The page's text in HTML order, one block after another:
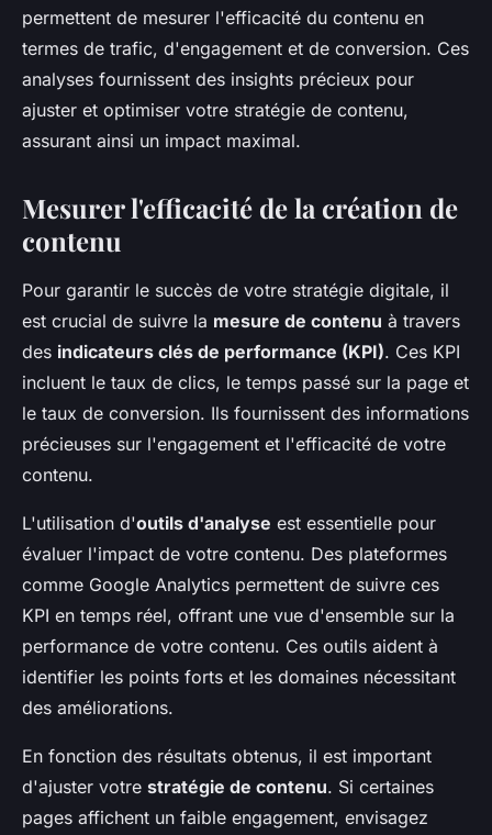
permettent de mesurer l'efficacité du contenu en
termes de trafic, d'engagement et de conversion. Ces
analyses fournissent des insights précieux pour
ajuster et optimiser votre stratégie de contenu,
assurant ainsi un impact maximal.
Mesurer l'efficacité de la création de
contenu
Pour garantir le succès de votre stratégie digitale, il
est crucial de suivre la mesure de contenu à travers
des indicateurs clés de performance (KPI). Ces KPI
incluent le taux de clics, le temps passé sur la page et
le taux de conversion. Ils fournissent des informations
précieuses sur l'engagement et l'efficacité de votre
contenu.
L'utilisation d'outils d'analyse est essentielle pour
évaluer l'impact de votre contenu. Des plateformes
comme Google Analytics permettent de suivre ces
KPI en temps réel, offrant une vue d'ensemble sur la
performance de votre contenu. Ces outils aident à
identifier les points forts et les domaines nécessitant
des améliorations.
En fonction des résultats obtenus, il est important
d'ajuster votre stratégie de contenu. Si certaines
pages affichent un faible engagement, envisagez